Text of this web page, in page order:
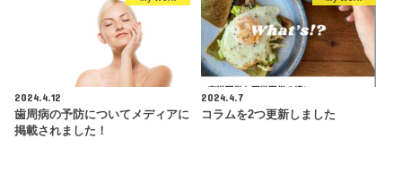
2024.4.12
歯周病の予防についてメディアに
掲載されました！
2024.4.7
コラムを2つ更新しました